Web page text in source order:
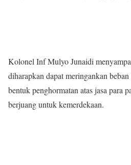
Kolonel Inf Mulyo Junaidi
diharapkan dapat meringankan
bentuk penghormatan atas jasa para
berjuang untuk kemerdekaan.